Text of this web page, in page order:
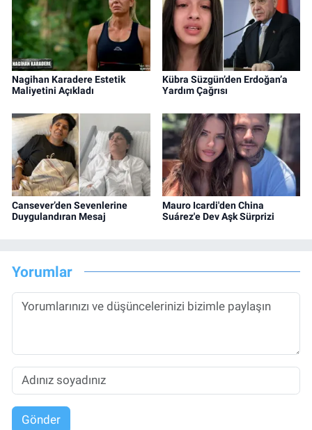
Nagihan Karadere Estetik
Maliyetini Açıkladı
Kübra Süzgün’den Erdoğan’a
Yardım Çağrısı
Cansever’den Sevenlerine
Duygulandıran Mesaj
Mauro Icardi'den China
Suárez'e Dev Aşk Sürprizi
Yorumlar
Gönder